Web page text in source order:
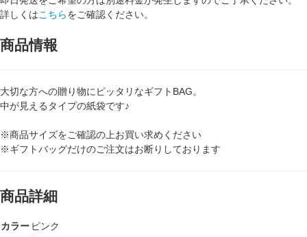
詳しくはこちらをご確認ください。
商品情報
大切な方への贈り物にピッタリなギフトBAG。
中が見えるタイプの紙袋です♪
※商品サイズをご確認の上お買い求めください
※ギフトバッグだけのご注文はお断りしております
商品詳細
カラー ピンク